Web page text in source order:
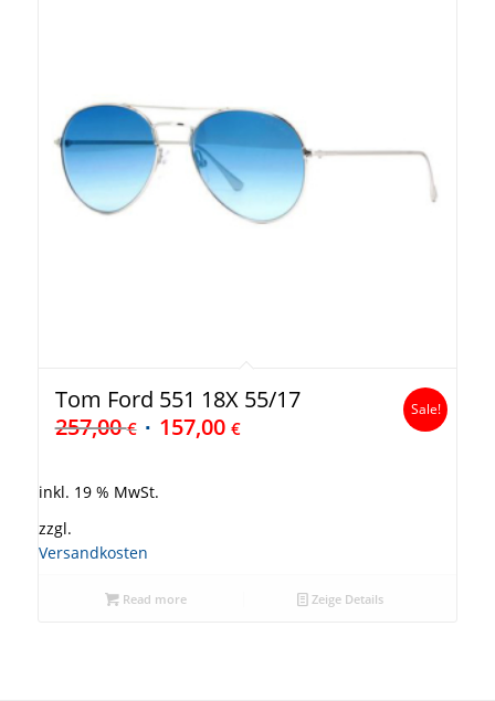
Tom Ford 551 18X 55/17
257,00€ 157,00 €
Sale!
inkl. 19 % MwSt.
zzgl.
Versandkosten
Read more Zeige Details